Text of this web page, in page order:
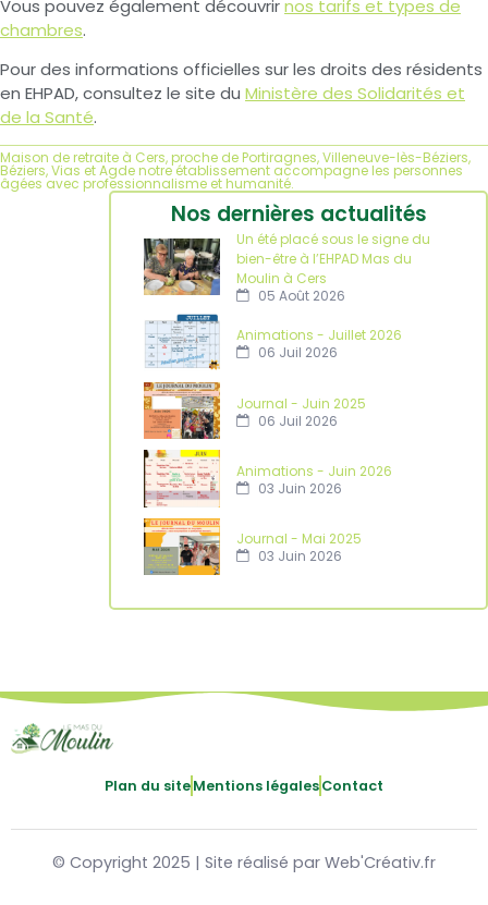
Vous pouvez également découvrirnos tarifs et types de
chambres.
Pour des informations officielles sur les droits des résidents
en EHPAD, consultez le site du Ministère des Solidarités et
de la Santé.
Maison de retraite à Cers, proche de Portiragnes, Villeneuve-lès-Béziers,
Béziers, Vias et Agde notre établissement accompagne les personnes
âgées avec professionnalisme et humanité.
Nos dernières actualités
Un été placé sous le signe du
bien-être à l’EHPAD Mas du
Moulin à Cers
05 Août 2026
Animations - Juillet 2026
06 Juil 2026
Journal - Juin 2025
06 Juil 2026
Animations - Juin 2026
03 Juin 2026
Journal - Mai 2025
03 Juin 2026
Plan du siteMentions légalesContact
© Copyright 2025 | Site réalisé par Web'Créativ.fr